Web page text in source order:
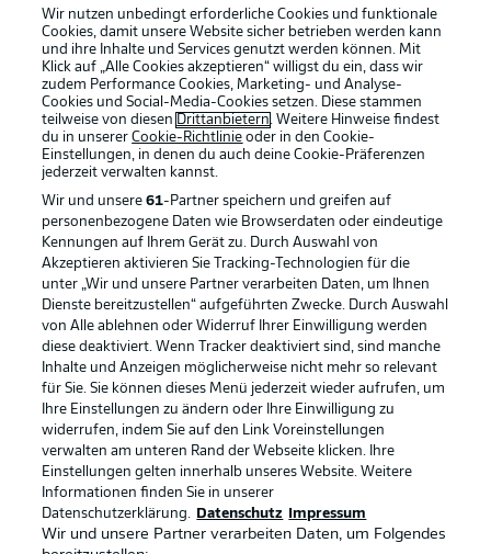
Rechtliche Hinweise Voreinstellungen verwalten
Datenschutz Nutzungsbedingungen
Kontakt Jobs
Impressum Partner
Spieler Liveticker
AGB
Wir nutzen unbedingt erforderliche Cookies und funktionale
Cookies, damit unsere Website sicher betrieben werden kann
und ihre Inhalte und Services genutzt werden können. Mit
Klick auf „Alle Cookies akzeptieren“ willigst du ein, dass wir
zudem Performance Cookies, Marketing- und Analyse-
Cookies und Social-Media-Cookies setzen. Diese stammen
teilweise von diesen Drittanbietern. Weitere Hinweise findest
du in unsererCookie-Richtlinie oder in den Cookie-
Einstellungen, in denen du auch deine Cookie-Präferenzen
jederzeit verwalten kannst.
Wir und unsere61-Partner speichern und greifen auf
personenbezogene Daten wie Browserdaten oder eindeutige
Kennungen auf Ihrem Gerät zu. Durch Auswahl von
Akzeptieren aktivieren Sie Tracking-Technologien für die
unter „Wir und unsere Partner verarbeiten Daten, um Ihnen
Dienste bereitzustellen“ aufgeführten Zwecke. Durch Auswahl
von Alle ablehnen oder Widerruf Ihrer Einwilligung werden
diese deaktiviert. Wenn Tracker deaktiviert sind, sind manche
Inhalte und Anzeigen möglicherweise nicht mehr so relevant
für Sie. Sie können dieses Menü jederzeit wieder aufrufen, um
Ihre Einstellungen zu ändern oder Ihre Einwilligung zu
widerrufen, indem Sie auf den Link Voreinstellungen
verwalten am unteren Rand der Webseite klicken. Ihre
Einstellungen gelten innerhalb unseres Website. Weitere
Informationen finden Sie in unserer
Datenschutzerklärung.
Datenschutz Impressum
Wir und unsere Partner verarbeiten Daten, um Folgendes